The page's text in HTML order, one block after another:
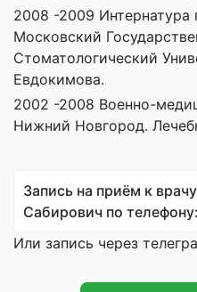
2008 -2009 Интернатура
Московский
Стоматологический
Евдокимова.
2002 -2008 Военно-
Нижний Новгород.
Запись на приём к
Сабирович по
Или запись через